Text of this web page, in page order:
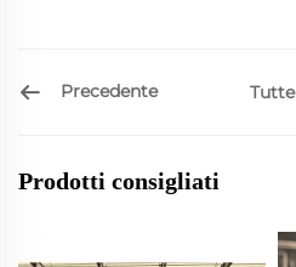
Precedente Tutte
Prodotti consigliati